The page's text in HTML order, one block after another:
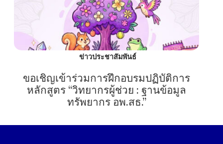
ข่าวประชาสัมพันธ์
ขอเชิญเข้าร่วมการฝึกอบรมปฏิบัติการ
หลักสูตร “วิทยากรผู้ช่วย : ฐานข้อมูล
ทรัพยากร อพ.สธ.”